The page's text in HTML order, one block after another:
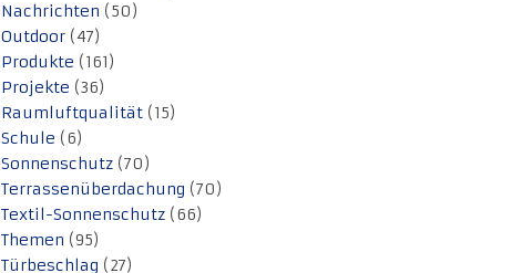
Nachrichten (50)
Outdoor (47)
Produkte (161)
Projekte (36)
Raumluftqualität (15)
Schule (6)
Sonnenschutz (70)
Terrassenüberdachung (70)
Textil-Sonnenschutz (66)
Themen (95)
Türbeschlag (27)